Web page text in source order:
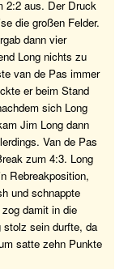
2:2 aus. Der Druck
die großen Felder.
dann vier
Long nichts zu
van de Pas immer
er beim Stand
sich Long
Jim Long dann
Van de Pas
zum 4:3. Long
Rebreakposition,
und schnappte
damit in die
stolz sein durfte, da
satte zehn Punkte